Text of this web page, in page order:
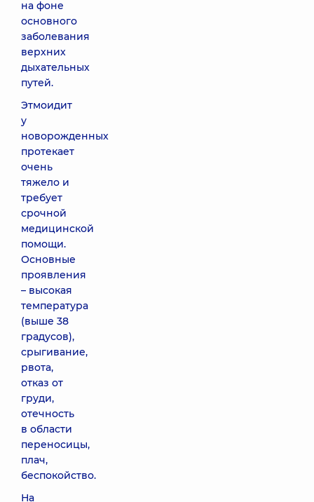
на фоне
основного
заболевания
верхних
дыхательных
путей.
Этмоидит
у
новорожденных
протекает
очень
тяжело и
требует
срочной
медицинской
помощи.
Основные
проявления
– высокая
температура
(выше 38
градусов),
срыгивание,
рвота,
отказ от
груди,
отечность
в области
переносицы,
плач,
беспокойство.
На